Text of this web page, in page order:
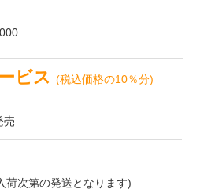
ビス(税込価格の10％分)
売
荷次第の発送となります)